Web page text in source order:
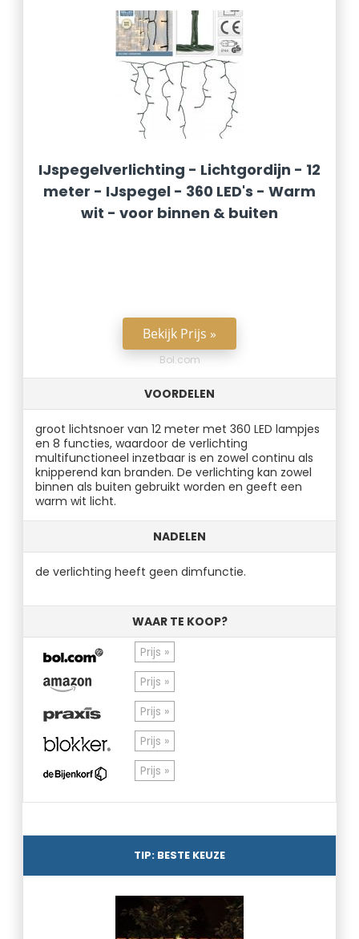
IJspegelverlichting - Lichtgordijn - 12
meter - IJspegel - 360 LED's - Warm
wit - voor binnen & buiten
Bekijk Prijs »
Bol.com
VOORDELEN
groot lichtsnoer van 12 meter met 360 LED lampjes
en 8 functies, waardoor de verlichting
multifunctioneel inzetbaar is en zowel continu als
knipperend kan branden. De verlichting kan zowel
binnen als buiten gebruikt worden en geeft een
warm wit licht.
NADELEN
de verlichting heeft geen dimfunctie.
WAAR TE KOOP?
Prijs »
Prijs »
Prijs »
Prijs »
Prijs »
TIP: BESTE KEUZE